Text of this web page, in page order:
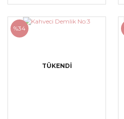
%34
TÜKENDİ